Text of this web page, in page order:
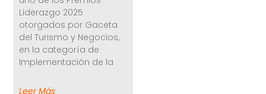
Liderazgo 2025
otorgados por Gaceta
del Turismo y Negocios,
en la categoría de
Implementación de la
Leer Más